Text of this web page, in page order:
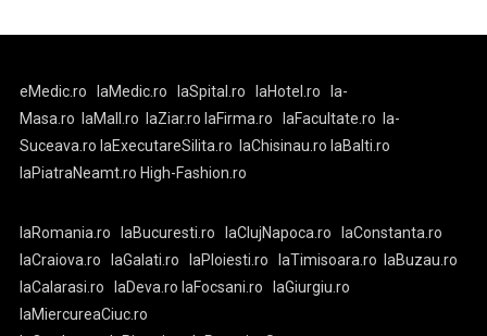
eMedic.ro laMedic.ro laSpital.ro laHotel.ro
la-
Masa.ro
laMall.ro laZiar.ro laFirma.ro laFacultate.ro
la-
Suceava.ro laExecutareSilita.ro laChisinau.ro laBalti.ro
laPiatraNeamt.ro High-Fashion.ro
laRomania.ro laBucuresti.ro laClujNapoca.ro
laConstanta.ro
laCraiova.ro
laGalati.ro laPloiesti.ro laTimisoara.ro
laBuzau.ro
laCalarasi.ro
laDeva.ro laFocsani.ro
laGiurgiu.ro
laMiercureaCiuc.ro